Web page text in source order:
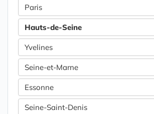
Paris
Hauts-de-Seine
Yvelines
Seine-et-Marne
Essonne
Seine-Saint-Denis